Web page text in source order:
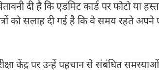
दी है कि एडमिट कार्ड पर फोटो या
को सलाह दी गई है कि वे समय रहते अपने
केंद्र पर उन्हें पहचान से संबंधित